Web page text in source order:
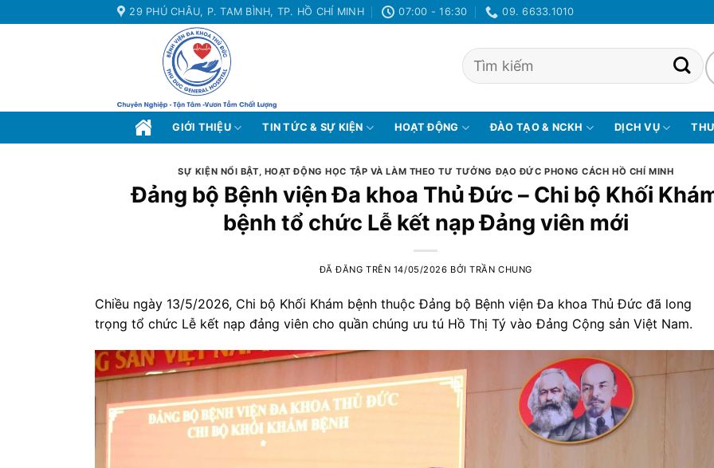
đến
29 PHÚ CHÂU, P. TAM BÌNH, TP. HỒ CHÍ MINH 07:00 - 16:30 09. 6633.1010
GIỚI THIỆU TIN TỨC & SỰ KIỆN HOẠT ĐỘNG ĐÀO TẠO & NCKH DỊCH VỤ
SỰ KIỆN NỔI BẬT, HOẠT ĐỘNG HỌC TẬP VÀ LÀM THEO TƯ TƯỞNG ĐẠO ĐỨC PHONG CÁCH HỒ CHÍ MINH
Đảng bộ Bệnh viện Đa khoa Thủ Đức – Chi bộ Khối
bệnh tổ chức Lễ kết nạp Đảng viên mới
ĐÃ ĐĂNG TRÊN 14/05/2026 BỞITRẦN CHUNG
Chiều ngày 13/5/2026, Chi bộ Khối Khám bệnh thuộc Đảng bộ Bệnh viện Đa khoa Thủ Đức đã long
trọng tổ chức Lễ kết nạp đảng viên cho quần chúng ưu tú Hồ Thị Tý vào Đảng Cộng sản Việt Nam.